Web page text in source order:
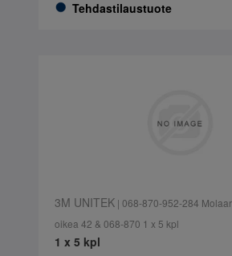
Tehdastilaustuote
3M UNITEK| 068-870-952-284
oikea 42 & 068-870 1 x 5 kpl
1 x 5 kpl